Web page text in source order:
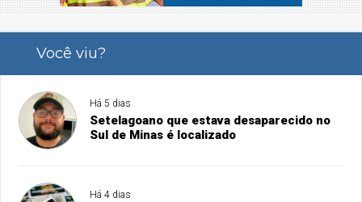
Você viu?
Há 5 dias
Setelagoano que estava desaparecido no
Sul de Minas é localizado
Há 4 dias